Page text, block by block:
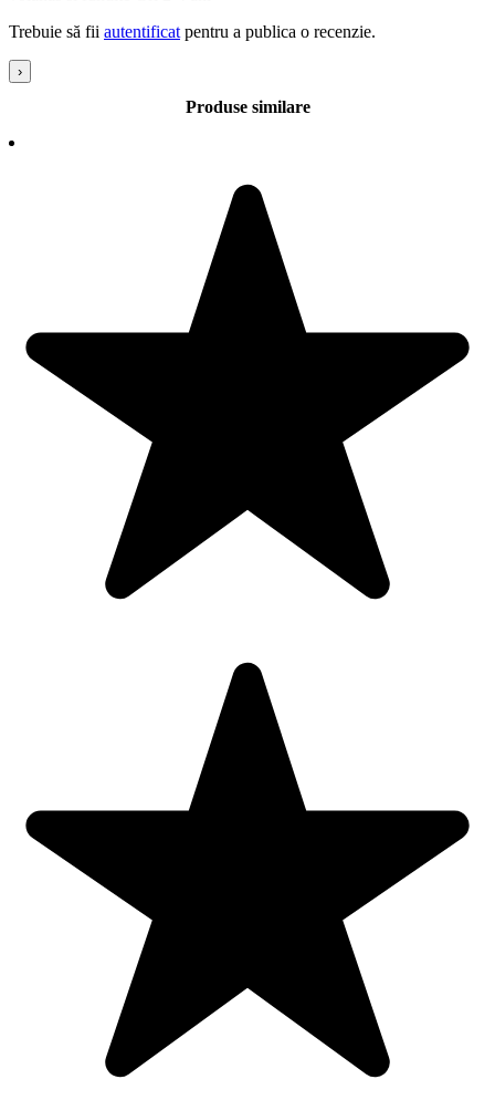
Trebuie să fii autentificat pentru a publica o recenzie.
›
Produse similare